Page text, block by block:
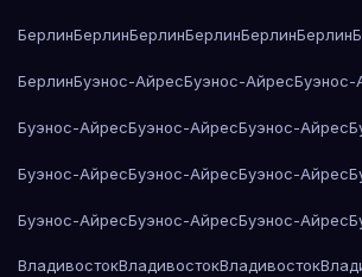
БерлинБерлинБерлинБерлинБерлинБерлин
БерлинБуэнос-АйресБуэнос-АйресБуэнос-
Буэнос-АйресБуэнос-АйресБуэнос-Айрес
Буэнос-АйресБуэнос-АйресБуэнос-Айрес
Буэнос-АйресБуэнос-АйресБуэнос-Айрес
ВладивостокВладивостокВладивосток